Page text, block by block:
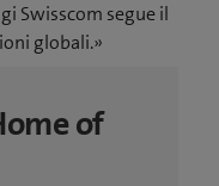
Swisscom segue il
globali.»
of